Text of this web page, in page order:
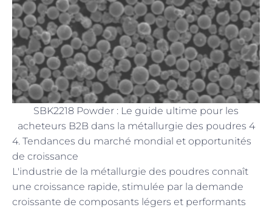
SBK2218 Powder : Le guide ultime pour les
acheteurs B2B dans la métallurgie des poudres 4
4. Tendances du marché mondial et opportunités
de croissance
L'industrie de la métallurgie des poudres connaît
une croissance rapide, stimulée par la demande
croissante de composants légers et performants